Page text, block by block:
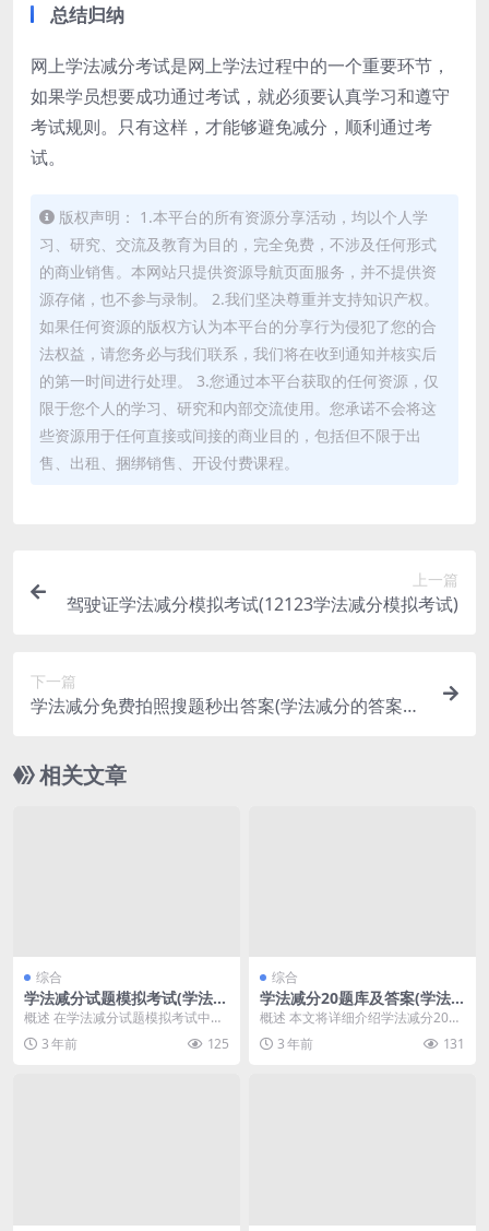
总结归纳
网上学法减分考试是网上学法过程中的一个重要环节，
如果学员想要成功通过考试，就必须要认真学习和遵守
考试规则。只有这样，才能够避免减分，顺利通过考
试。
版权声明： 1.本平台的所有资源分享活动，均以个人学
习、研究、交流及教育为目的，完全免费，不涉及任何形式
的商业销售。本网站只提供资源导航页面服务，并不提供资
源存储，也不参与录制。 2.我们坚决尊重并支持知识产权。
如果任何资源的版权方认为本平台的分享行为侵犯了您的合
法权益，请您务必与我们联系，我们将在收到通知并核实后
的第一时间进行处理。 3.您通过本平台获取的任何资源，仅
限于您个人的学习、研究和内部交流使用。您承诺不会将这
些资源用于任何直接或间接的商业目的，包括但不限于出
售、出租、捆绑销售、开设付费课程。
上一篇
驾驶证学法减分模拟考试(12123学法减分模拟考试)
下一篇
学法减分免费拍照搜题秒出答案(学法减分的答案怎
相关文章
综合
学法减分试题模拟考试(学法减
分在线模拟考试)
概述 在学法减分试题模拟考试中，
我们将通过一系列问题的答题来模
拟真实的考试环境，...
3 年前 125
综合
学法减分20题库及答案(学法
减分20题库及答案)
概述 本文将详细介绍学法减分20题
库及答案，为大家提供全面的信
息。学法减分20题...
3 年前 131